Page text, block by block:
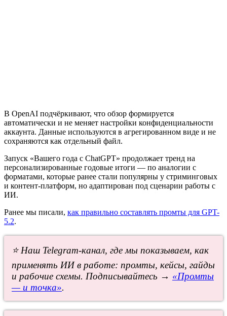
В OpenAI подчёркивают, что обзор формируется
автоматически и не меняет настройки конфиденциальности
аккаунта. Данные используются в агрегированном виде и не
сохраняются как отдельный файл.
Запуск «Вашего года с ChatGPT» продолжает тренд на
персонализированные годовые итоги — по аналогии с
форматами, которые ранее стали популярны у стриминговых
и контент-платформ, но адаптирован под сценарии работы с
ИИ.
Ранее мы писали, как правильно составлять промты для GPT-
5.2.
⭐ Наш Telegram-канал, где мы показываем, как
применять ИИ в работе: промты, кейсы, гайды
и рабочие схемы. Подписывайтесь → «Промты
— и точка».